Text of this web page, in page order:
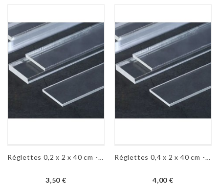
Réglettes 0,2 x 2 x 40 cm - 2 pièces
3,50 €
Réglettes 0,4 x 2 x 40 cm - 2 pièces
4,00 €